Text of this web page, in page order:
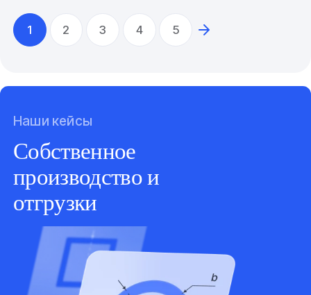
1 2 3 4 5
Наши кейсы
Собственное
производство и
отгрузки